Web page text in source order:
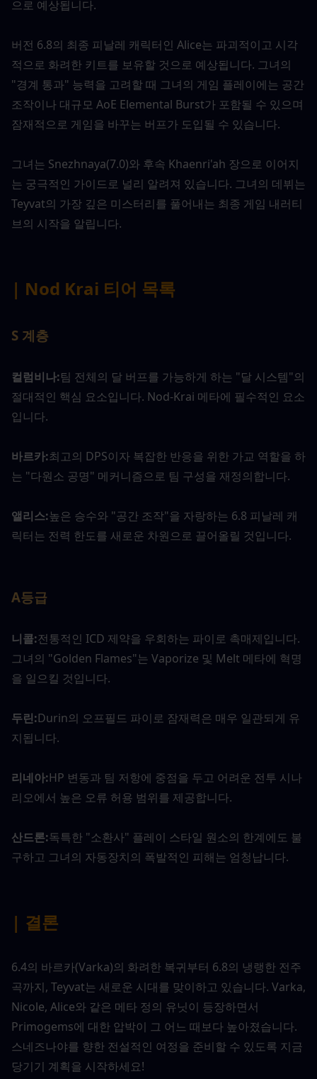
으로 예상됩니다.
버전 6.8의 최종 피날레 캐릭터인 Alice는 파괴적이고 시각
적으로 화려한 키트를 보유할 것으로 예상됩니다. 그녀의
"경계 통과" 능력을 고려할 때 그녀의 게임 플레이에는 공간
조작이나 대규모 AoE Elemental Burst가 포함될 수 있으며
잠재적으로 게임을 바꾸는 버프가 도입될 수 있습니다.
그녀는 Snezhnaya(7.0)와 후속 Khaenri'ah 장으로 이어지
는 궁극적인 가이드로 널리 알려져 있습니다. 그녀의 데뷔는
Teyvat의 가장 깊은 미스터리를 풀어내는 최종 게임 내러티
브의 시작을 알립니다.
| Nod Krai 티어 목록
S 계층
컬럼비나:팀 전체의 달 버프를 가능하게 하는 "달 시스템"의
절대적인 핵심 요소입니다. Nod-Krai 메타에 필수적인 요소
입니다.
바르카:최고의 DPS이자 복잡한 반응을 위한 가교 역할을 하
는 "다원소 공명" 메커니즘으로 팀 구성을 재정의합니다.
앨리스:높은 승수와 "공간 조작"을 자랑하는 6.8 피날레 캐
릭터는 전력 한도를 새로운 차원으로 끌어올릴 것입니다.
A등급
니콜:전통적인 ICD 제약을 우회하는 파이로 촉매제입니다.
그녀의 "Golden Flames"는 Vaporize 및 Melt 메타에 혁명
을 일으킬 것입니다.
두린:Durin의 오프필드 파이로 잠재력은 매우 일관되게 유
지됩니다.
리네아:HP 변동과 팀 저항에 중점을 두고 어려운 전투 시나
리오에서 높은 오류 허용 범위를 제공합니다.
산드론:독특한 "소환사" 플레이 스타일 원소의 한계에도 불
구하고 그녀의 자동장치의 폭발적인 피해는 엄청납니다.
| 결론
6.4의 바르카(Varka)의 화려한 복귀부터 6.8의 냉랭한 전주
곡까지, Teyvat는 새로운 시대를 맞이하고 있습니다. Varka,
Nicole, Alice와 같은 메타 정의 유닛이 등장하면서
Primogems에 대한 압박이 그 어느 때보다 높아졌습니다.
스네즈나야를 향한 전설적인 여정을 준비할 수 있도록 지금
당기기 계획을 시작하세요!